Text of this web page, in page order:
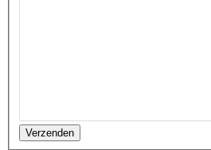
Verzenden